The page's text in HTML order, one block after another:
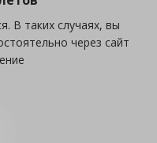
В таких случаях, вы
через сайт